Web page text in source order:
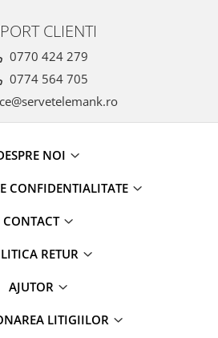
CLIENTI
0770 424 279
0774 564 705
NOI
CONFIDENTIALITATE
CONTACT
RETUR
AJUTOR
LITIGIILOR